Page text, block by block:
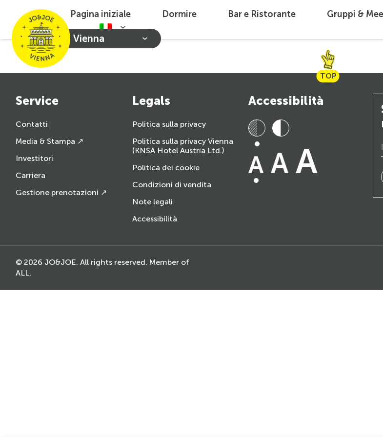
Vienna
Pagina iniziale Dormire Bar e Ristorante Gruppi &
TOP
Service
Contatti
Media & Stampa ↗
Investitori
Carriera
Gestione prenotazioni ↗
Legals
Politica sulla privacy
Politica sulla privacy Vienna
(KNSA Hotel Austria Ltd.)
Politica dei cookie
Condizioni di vendita
Note legali
Accessibilità
Accessibilità
© 2026 JO&JOE. All rights reserved. Member of
ALL.